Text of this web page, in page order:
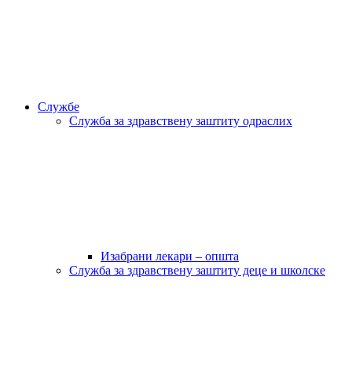
Службе
Служба за здравствену заштиту одраслих
Изабрани лекари – општа
Служба за здравствену заштиту деце и школске